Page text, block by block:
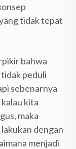
tidak tepat
bahwa
peduli
sebenarnya
kita
maka
dengan
menjadi